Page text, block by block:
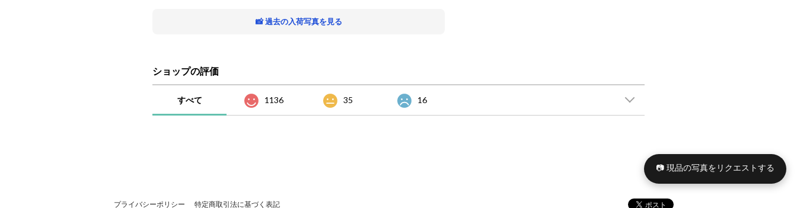
📸 過去の入荷写真を見る
ショップの評価
すべて 1136 35 16
プライバシーポリシー 特定商取引法に基づく表記
📷 現品の写真をリクエストする